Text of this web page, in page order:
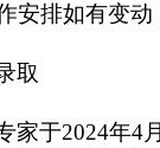
安排如有变
取
家于2024年4